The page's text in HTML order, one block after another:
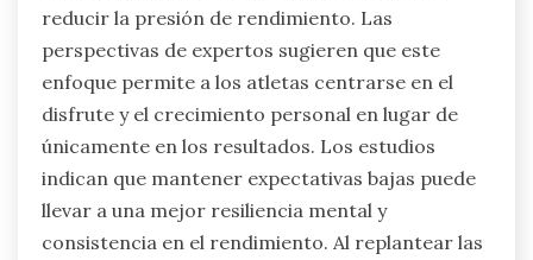
reducir la presión de rendimiento. Las
perspectivas de expertos sugieren que este
enfoque permite a los atletas centrarse en el
disfrute y el crecimiento personal en lugar de
únicamente en los resultados. Los estudios
indican que mantener expectativas bajas puede
llevar a una mejor resiliencia mental y
consistencia en el rendimiento. Al replantear las